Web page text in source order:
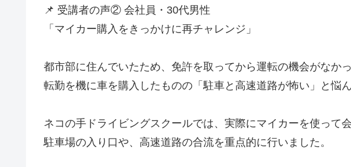
📌 受講者の声② 会社員・30代男性
「マイカー購入をきっかけに再チャレンジ」
都市部に住んでいたため、免許を取ってから運転の機会がなか
転勤を機に車を購入したものの「駐車と高速道路が怖い」と悩ん
ネコの手ドライビングスクールでは、実際にマイカーを使って
駐車場の入り口や、高速道路の合流を重点的に行いました。